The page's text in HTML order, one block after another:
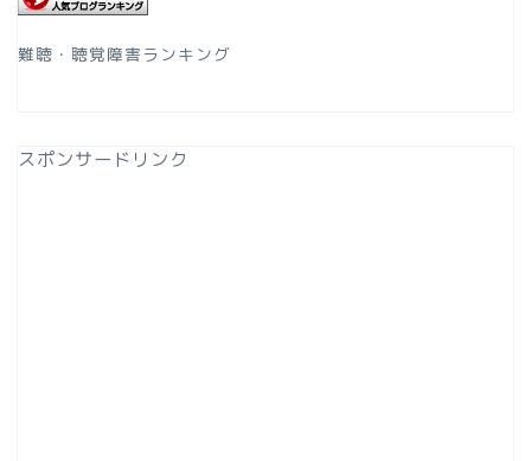
難聴・聴覚障害ランキング
スポンサードリンク